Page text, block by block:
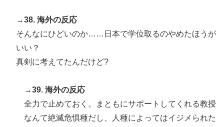
→38. 海外の反応
そんなにひどいのか……日本で学位取るのやめたほうが
いい？
真剣に考えてたんだけど?
→39. 海外の反応
全力で止めておく。まともにサポートしてくれる教授
なんて絶滅危惧種だし、人種によってはイジメられた